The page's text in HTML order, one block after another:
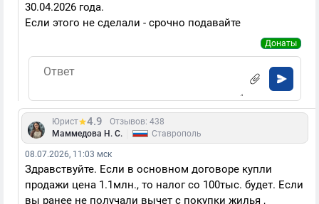
30.04.2026 года.
Если этого не сделали - срочно подавайте
Донаты
Юрист 4.9
Отзывов: 438
Маммедова Н. С.
Ставрополь
08.07.2026, 11:03 мск
Здравствуйте. Если в основном договоре купли
продажи цена 1.1млн., то налог со 100тыс. будет. Если
вы ранее не получали вычет с покупки жилья ,